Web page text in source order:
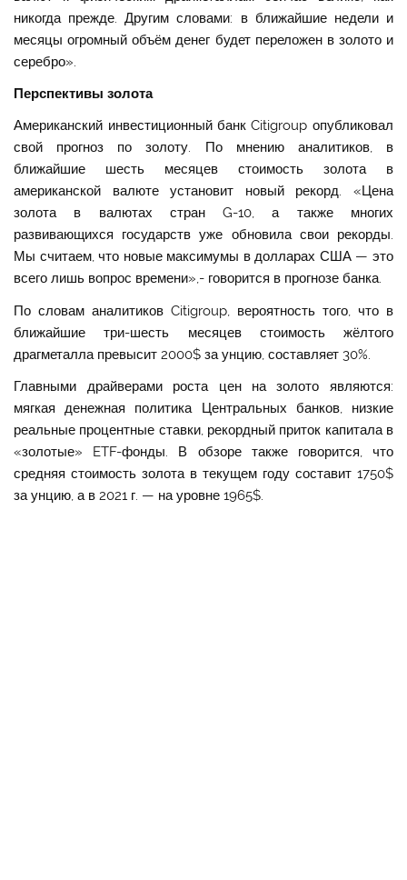
никогда прежде. Другим словами: в ближайшие недели и
месяцы огромный объём денег будет переложен в золото и
серебро».
Перспективы золота
Американский инвестиционный банк Citigroup опубликовал
свой прогноз по золоту. По мнению аналитиков, в
ближайшие шесть месяцев стоимость золота в
американской валюте установит новый рекорд. «Цена
золота в валютах стран G-10, а также многих
развивающихся государств уже обновила свои рекорды.
Мы считаем, что новые максимумы в долларах США — это
всего лишь вопрос времени»,- говорится в прогнозе банка.
По словам аналитиков Citigroup, вероятность того, что в
ближайшие три-шесть месяцев стоимость жёлтого
драгметалла превысит 2000$ за унцию, составляет 30%.
Главными драйверами роста цен на золото являются:
мягкая денежная политика Центральных банков, низкие
реальные процентные ставки, рекордный приток капитала в
«золотые» ETF-фонды. В обзоре также говорится, что
средняя стоимость золота в текущем году составит 1750$
за унцию, а в 2021 г. — на уровне 1965$.